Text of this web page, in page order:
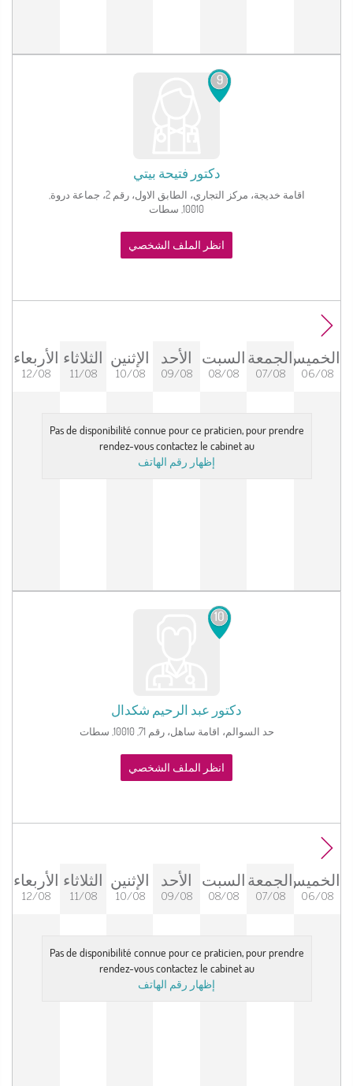
9
دكتور فتيحة بيتي
اقامة خديجة، مركز التجاري، الطابق الاول، رقم 2، جماعة دروة,
10010, سطات‎
انظر الملف الشخصي
الخميس
06/08
الجمعة
07/08
السبت
08/08
الأحد
09/08
الإثنين
10/08
الثلاثاء
11/08
الأربعاء
12/08
Pas de disponibilité connue pour ce praticien, pour prendre
rendez-vous contactez le cabinet au
إظهار رقم الهاتف
10
دكتور عبد الرحيم شكدال
حد السوالم، اقامة ساهل، رقم 71, 10010, سطات‎
انظر الملف الشخصي
الخميس
06/08
الجمعة
07/08
السبت
08/08
الأحد
09/08
الإثنين
10/08
الثلاثاء
11/08
الأربعاء
12/08
Pas de disponibilité connue pour ce praticien, pour prendre
rendez-vous contactez le cabinet au
إظهار رقم الهاتف